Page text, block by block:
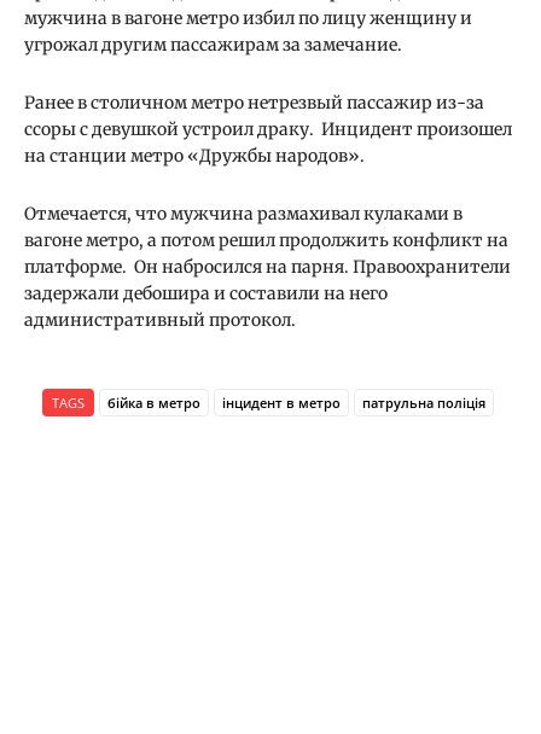
мужчина в вагоне метро избил по лицу женщину и
угрожал другим пассажирам за замечание.
Ранее в столичном метро нетрезвый пассажир из-за
ссоры с девушкой устроил драку. Инцидент произошел
на станции метро «Дружбы народов».
Отмечается, что мужчина размахивал кулаками в
вагоне метро, а потом решил продолжить конфликт на
платформе. Он набросился на парня. Правоохранители
задержали дебошира и составили на него
административный протокол.
TAGS бійка в метро інцидент в метро патрульна поліція